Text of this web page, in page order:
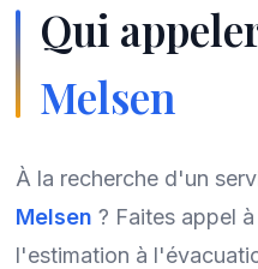
Qui
Melsen
À la recherche d'un
Melsen ? Faites appel
l'estimation à